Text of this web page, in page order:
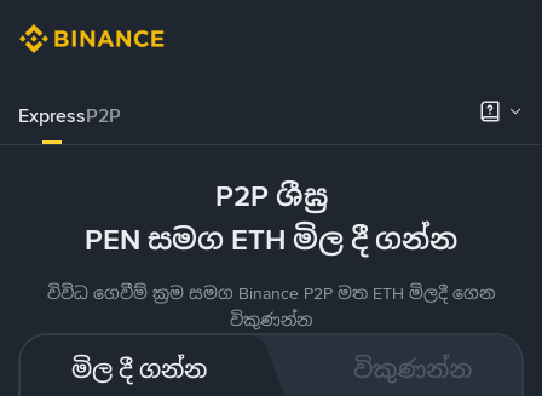
ExpressP2P
P2P ශීඝ්‍ර
PEN සමග ETH මිල දී ගන්න
විවිධ ගෙවීම් ක්‍රම සමග Binance P2P මත ETH මිලදී ගෙන
විකුණන්න
මිල දී ගන්න විකුණන්න